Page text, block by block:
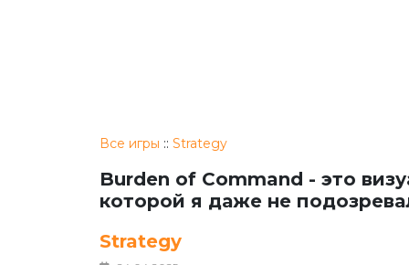
Все игры ::Strategy
Burden of Command - это
которой я даже не
Strategy